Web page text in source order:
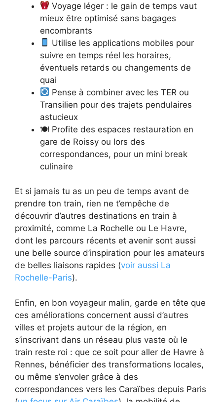
Voyage léger : le gain de temps vaut
mieux être optimisé sans bagages
encombrants
Utilise les applications mobiles pour
suivre en temps réel les horaires,
éventuels retards ou changements de
quai
Pense à combiner avec les TER ou
Transilien pour des trajets pendulaires
astucieux
🍽 Profite des espaces restauration en
gare de Roissy ou lors des
correspondances, pour un mini break
culinaire
Et si jamais tu as un peu de temps avant de
prendre ton train, rien ne t’empêche de
découvrir d’autres destinations en train à
proximité, comme La Rochelle ou Le Havre,
dont les parcours récents et avenir sont aussi
une belle source d’inspiration pour les amateurs
de belles liaisons rapides (voir aussi La
Rochelle-Paris).
Enfin, en bon voyageur malin, garde en tête que
ces améliorations concernent aussi d’autres
villes et projets autour de la région, en
s’inscrivant dans un réseau plus vaste où le
train reste roi : que ce soit pour aller de Havre à
Rennes, bénéficier des transformations locales,
ou même s’envoler grâce à des
correspondances vers les Caraïbes depuis Paris